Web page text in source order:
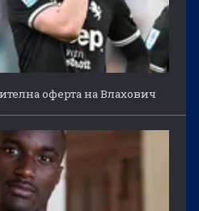
оферта на Влахович